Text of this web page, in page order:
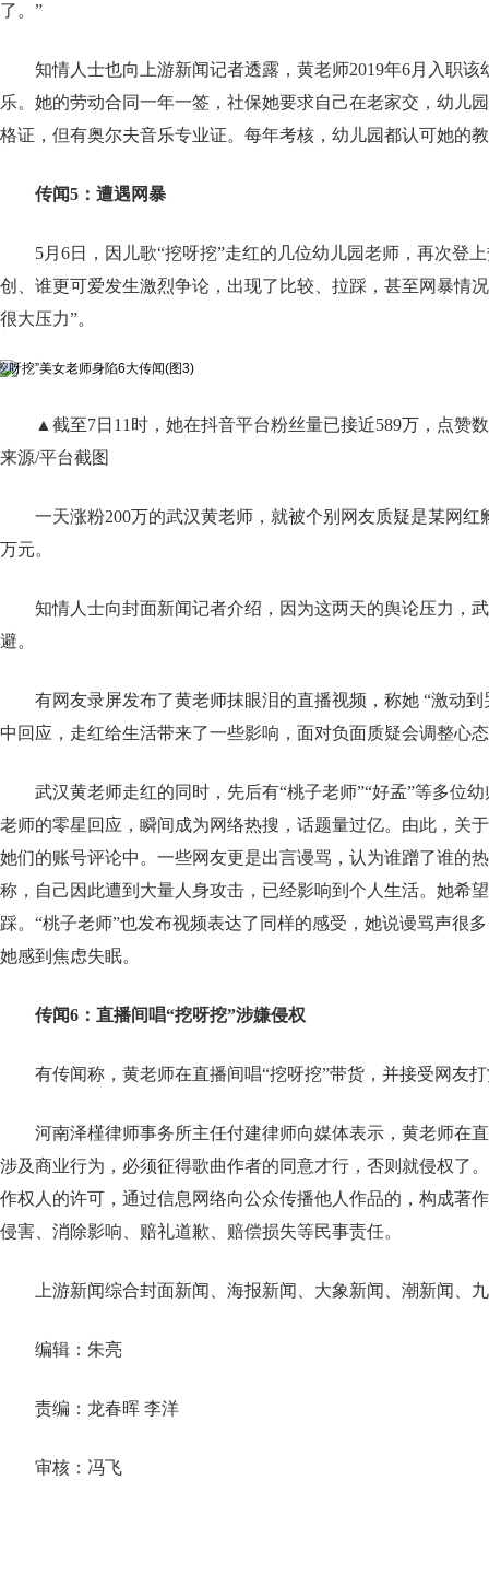
了。”
知情人士也向上游新闻记者透露，黄老师2019年6月入职
乐。她的劳动合同一年一签，社保她要求自己在老家交，幼儿
格证，但有奥尔夫音乐专业证。每年考核，幼儿园都认可她的
传闻5：遭遇网暴
5月6日，因儿歌“挖呀挖”走红的几位幼儿园老师，再次登
创、谁更可爱发生激烈争论，出现了比较、拉踩，甚至网暴情
很大压力”。
▲截至7日11时，她在抖音平台粉丝量已接近589万，点赞
来源/平台截图
一天涨粉200万的武汉黄老师，就被个别网友质疑是某网
万元。
知情人士向封面新闻记者介绍，因为这两天的舆论压力，
避。
有网友录屏发布了黄老师抹眼泪的直播视频，称她 “激动
中回应，走红给生活带来了一些影响，面对负面质疑会调整心
武汉黄老师走红的同时，先后有“桃子老师”“好孟”等多位
老师的零星回应，瞬间成为网络热搜，话题量过亿。由此，关
她们的账号评论中。一些网友更是出言谩骂，认为谁蹭了谁的
称，自己因此遭到大量人身攻击，已经影响到个人生活。她希
踩。“桃子老师”也发布视频表达了同样的感受，她说谩骂声很
她感到焦虑失眠。
传闻6：直播间唱“挖呀挖”涉嫌侵权
有传闻称，黄老师在直播间唱“挖呀挖”带货，并接受网友
河南泽槿律师事务所主任付建律师向媒体表示，黄老师在
涉及商业行为，必须征得歌曲作者的同意才行，否则就侵权了
作权人的许可，通过信息网络向公众传播他人作品的，构成著
侵害、消除影响、赔礼道歉、赔偿损失等民事责任。
上游新闻综合封面新闻、海报新闻、大象新闻、潮新闻、
编辑：朱亮
责编：龙春晖 李洋
审核：冯飞